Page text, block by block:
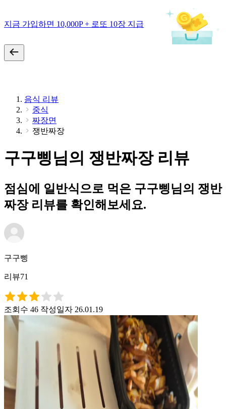
지금 가입하면 10,000P + 로또 10장 지급
음식 리뷰
중식
짜장면
쟁반짜장
구구삥님의 쟁반짜장 리뷰
점심에 일반식으로 먹은 구구삥님의 쟁반
짜장 리뷰를 확인해보세요.
구구삥
리뷰71
조회수 46 작성일자 26.01.19